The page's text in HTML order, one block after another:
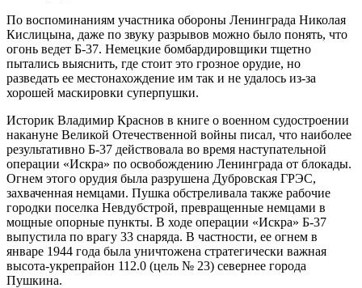
По воспоминаниям участника обороны Ленинграда Николая
Кислицына, даже по звуку разрывов можно было понять, что
огонь ведет Б-37. Немецкие бомбардировщики тщетно
пытались выяснить, где стоит это грозное орудие, но
разведать ее местонахождение им так и не удалось из-за
хорошей маскировки суперпушки.
Историк Владимир Краснов в книге о военном судостроении
накануне Великой Отечественной войны писал, что наиболее
результативно Б-37 действовала во время наступательной
операции «Искра» по освобождению Ленинграда от блокады.
Огнем этого орудия была разрушена Дубровская ГРЭС,
захваченная немцами. Пушка обстреливала также рабочие
городки поселка Невдубстрой, превращенные немцами в
мощные опорные пункты. В ходе операции «Искра» Б-37
выпустила по врагу 33 снаряда. В частности, ее огнем в
январе 1944 года была уничтожена стратегически важная
высота-укрепрайон 112.0 (цель № 23) севернее города
Пушкина.